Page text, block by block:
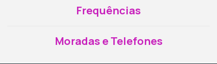
Frequências
Moradas e Telefones